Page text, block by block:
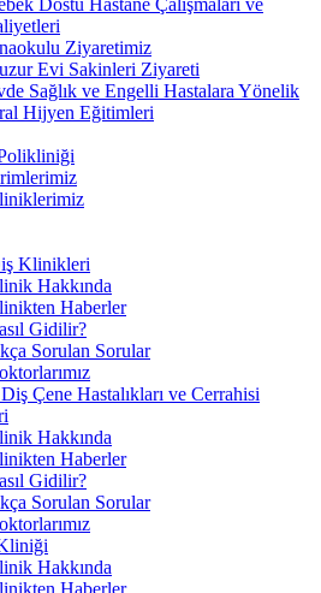
Ziyaretimiz
Evi Sakinleri Ziyareti
Sağlık ve Engelli Hastalara Yönelik
Hijyen Eğitimleri
Klinikleri
Hakkında
Haberler
Gidilir?
Sorulan Sorular
Çene Hastalıkları ve Cerrahisi
Hakkında
Haberler
Gidilir?
Sorulan Sorular
Hakkında
Haberler